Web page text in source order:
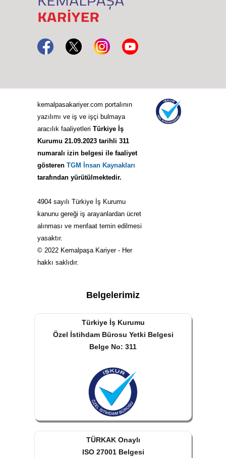
kemalpasakariyer.com portalının
yazılımı ve iş ve işçi bulmaya
aracılık faaliyetleri Türkiye İş
Kurumu 21.09.2023 tarihli 311
numaralı izin belgesi ile faaliyet
gösteren TGM İnsan Kaynakları
tarafından yürütülmektedir.
4904 sayılı Türkiye İş Kurumu
kanunu gereği iş arayanlardan ücret
alınması ve menfaat temin edilmesi
yasaktır.
© 2022 Kemalpaşa Kariyer - Her
hakkı saklıdır.
Belgelerimiz
Türkiye İş Kurumu
Özel İstihdam Bürosu Yetki Belgesi
Belge No: 311
TÜRKAK Onaylı
ISO 27001 Belgesi